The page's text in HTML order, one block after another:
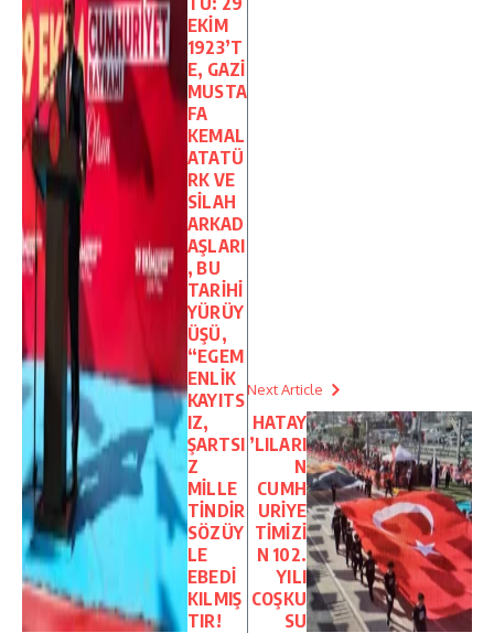
EKİM
1923’T
E, GAZİ
MUSTA
FA
KEMAL
ATATÜ
RK VE
SİLAH
ARKAD
AŞLARI
, BU
TARİHİ
YÜRÜY
ÜŞÜ,
“EGEM
ENLİK
KAYITS
IZ,
ŞARTSI
Z
MİLLE
TİNDİR
SÖZÜY
LE
EBEDİ
KILMIŞ
TIR!
Next Article
HATAY
’LILARI
N
CUMH
URİYE
TİMİZİ
N 102.
YILI
COŞKU
SU